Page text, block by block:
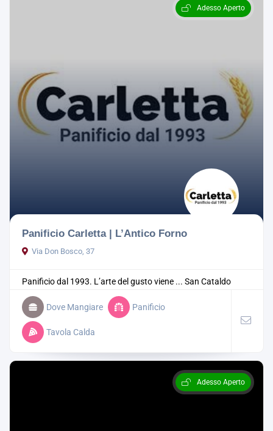
Adesso Aperto
Panificio Carletta | L’Antico Forno
Via Don Bosco, 37
Panificio dal 1993. L’arte del gusto viene ... San Cataldo
Dove Mangiare Panificio
Tavola Calda
Adesso Aperto